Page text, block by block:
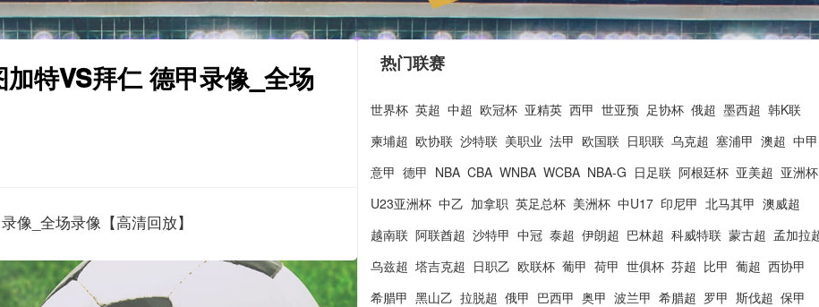
特VS拜仁 德甲录像_全场
像_全场录像【高清回放】
热门联赛
世界杯 英超 中超 欧冠杯 亚精英 西甲 世亚预 足协杯 俄超 墨西超 韩K联
柬埔超 欧协联 沙特联 美职业 法甲 欧国联 日职联 乌克超 塞浦甲 澳超 中甲
意甲 德甲 NBA CBA WNBA WCBA NBA-G 日足联 阿根廷杯 亚美超 亚洲杯
U23亚洲杯 中乙 加拿职 英足总杯 美洲杯 中U17 印尼甲 北马其甲 澳威超
越南联 阿联酋超 沙特甲 中冠 泰超 伊朗超 巴林超 科威特联 蒙古超 孟加拉
乌兹超 塔吉克超 日职乙 欧联杯 葡甲 荷甲 世俱杯 芬超 比甲 葡超 西协甲
希腊甲 黑山乙 拉脱超 俄甲 巴西甲 奥甲 波兰甲 希腊超 罗甲 斯伐超 保甲